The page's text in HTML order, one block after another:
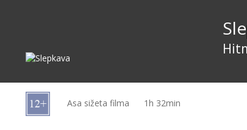
kartes
Asa sižeta filma 1h 32min